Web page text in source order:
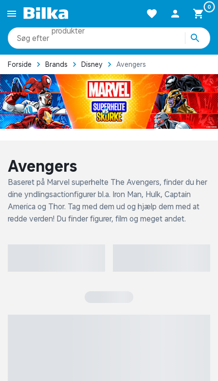
0
produkter
mere end 51.000 varer
Forside Brands Disney Avengers
Avengers
Baseret på Marvel superhelte The Avengers, finder du her
dine yndlingsactionfigurer bl.a. Iron Man, Hulk, Captain
America og Thor. Tag med dem ud og hjælp dem med at
redde verden! Du finder figurer, film og meget andet.